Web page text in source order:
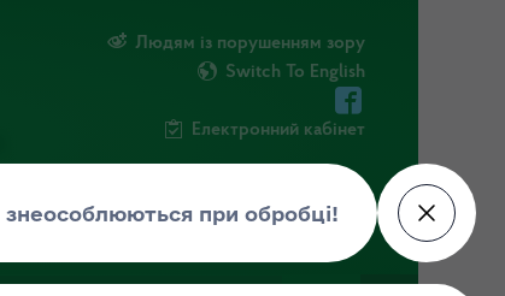
Людям із порушенням зору
Switch To English
Електронний кабінет